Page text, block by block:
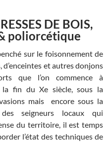
DE BOIS,
poliorcétique
sur le foisonnement de
d’enceintes et autres donjons
que l’on commence à
la fin du Xe siècle, sous la
mais encore sous la
seigneurs locaux qui
du territoire, il est temps
l’état des techniques de